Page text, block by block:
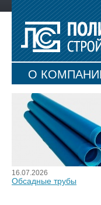
О
КАРТА САЙТА
16.07.2026
Обсадные трубы